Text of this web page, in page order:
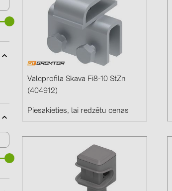
Valcprofila Skava Fi8-10 StZn
(404912)
Piesakieties, lai redzētu cenas